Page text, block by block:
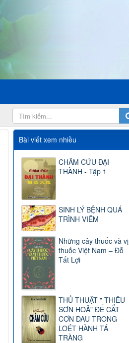
Bài viết xem nhiều
CHÂM CỨU ĐẠI
THÀNH - Tập 1
SINH LÝ BỆNH QUÁ
TRÌNH VIÊM
Những cây thuốc và vị
thuốc Việt Nam – Đỗ
Tất Lợi
THỦ THUẬT " THIÊU
SƠN HOẢ" ĐỂ CẮT
CƠN ĐAU TRONG
LOÉT HÀNH TÁ
TRÀNG